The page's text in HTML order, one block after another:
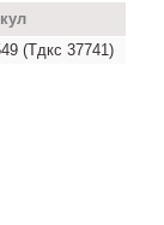
(Тдкс 37741)